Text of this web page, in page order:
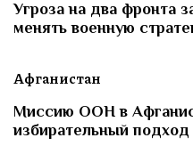
Угроза на два фронта
менять военную
Афганистан
Миссию ООН в
избирательный подход